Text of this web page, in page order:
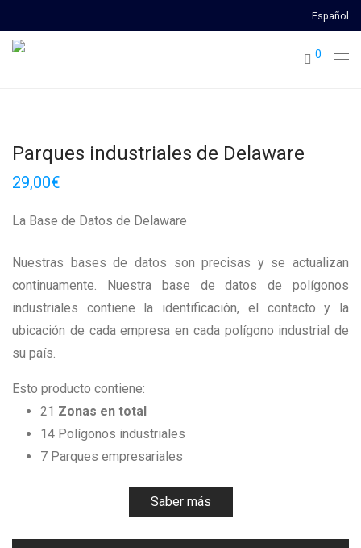
Español
0
Parques industriales de Delaware
29,00€
La Base de Datos de Delaware
Nuestras bases de datos son precisas y se actualizan
continuamente. Nuestra base de datos de polígonos
industriales contiene la identificación, el contacto y la
ubicación de cada empresa en cada polígono industrial de
su país.
Esto producto contiene:
21 Zonas en total
14 Polígonos industriales
7 Parques empresariales
Saber más